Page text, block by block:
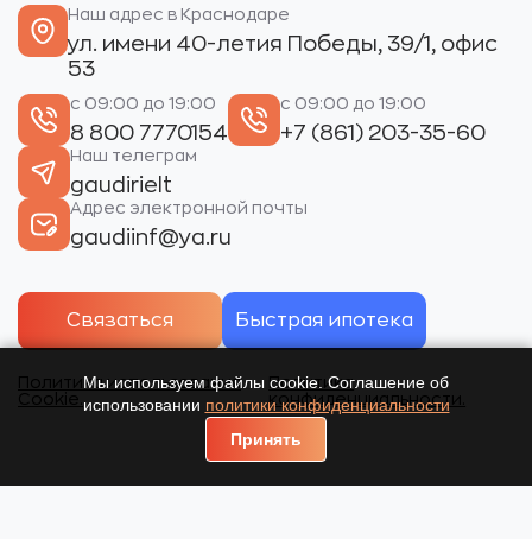
Наш адрес в Краснодаре
ул. имени 40-летия Победы, 39/1, офис
53
с 09:00 до 19:00
8 800 7770154
с 09:00 до 19:00
+7 (861) 203-35-60
Наш телеграм
gaudirielt
Адрес электронной почты
gaudiinf@ya.ru
Связаться Быстрая ипотека
Политика использования
Cookie.
Политика
конфиденциальности.
Мы используем файлы cookie. Соглашение об
использовании политики конфиденциальности
Принять